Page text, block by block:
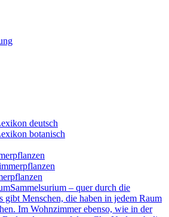
deutsch
botanisch
Sammelsurium – quer durch die
gibt Menschen, die haben in jedem Raum
Im Wohnzimmer ebenso, wie in der